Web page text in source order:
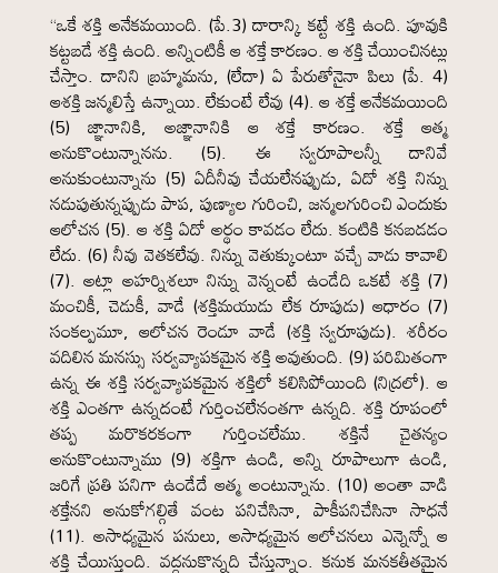
“ఒకే శక్తి అనేకమయింది. (పే.3) దారాన్కి కట్టే శక్తి ఉంది. పూవుకి
కట్టబడే శక్తి ఉంది. అన్నింటికీ ఆ శక్తే కారణం. ఆ శక్తి చేయించినట్లు
చేస్తాం. దానిని బ్రహ్మమను, (లేదా) ఏ పేరుతోనైనా పిలు (పే. 4)
ఆశక్తి జన్మలిస్తే ఉన్నాయి. లేకుంటే లేవు (4). ఆ శక్తే అనేకమయింది
(5) జ్ఞానానికి, అజ్ఞానానికి ఆ శక్తే కారణం. శక్తే ఆత్మ
అనుకొంటున్నానను. (5). ఈ స్వరూపాలన్నీ దానివే
అనుకుంటున్నాను (5) ఏదీనీవు చేయలేనప్పుడు, ఏదో శక్తి నిన్ను
నడుపుతున్నప్పుడు పాప, పుణ్యాల గురించి, జన్మలగురించి ఎందుకు
ఆలోచన (5). ఆ శక్తి ఏదో అర్థం కావడం లేదు. కంటికి కనబడడం
లేదు. (6) నీవు వెతకలేవు. నిన్ను వెతుక్కుంటూ వచ్చే వాడు కావాలి
(7). అట్లా అహర్నిశలూ నిన్ను వెన్నంటే ఉండేది ఒకటే శక్తి (7)
మంచికీ, చెడుకీ, వాడే (శక్తిమయుడు లేక రూపుడు) ఆధారం (7)
సంకల్పమూ, ఆలోచన రెండూ వాడే (శక్తి స్వరూపుడు). శరీరం
వదిలిన మనస్సు సర్వవ్యాపకమైన శక్తి అవుతుంది. (9) పరిమితంగా
ఉన్న ఈ శక్తి సర్వవ్యాపకమైన శక్తిలో కలిసిపోయింది (నిద్రలో). ఆ
శక్తి ఎంతగా ఉన్నదంటే గుర్తించలేనంతగా ఉన్నది. శక్తి రూపంలో
తప్ప మరొకరకంగా గుర్తించలేము. శక్తినే చైతన్యం
అనుకొంటున్నాము (9) శక్తిగా ఉండి, అన్ని రూపాలుగా ఉండి,
జరిగే ప్రతి పనిగా ఉండేదే ఆత్మ అంటున్నాను. (10) అంతా వాడి
శక్తేనని అనుకోగల్గితే వంట పనిచేసినా, పాకీపనిచేసినా సాధనే
(11). అసాధ్యమైన పనులు, అసాధ్యమైన ఆలోచనలు ఎన్నెన్నో ఆ
శక్తి చేయిస్తుంది. వద్దనుకొన్నది చేస్తున్నాం. కనుక మనకతీతమైన